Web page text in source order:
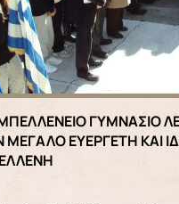
ΜΕΓΑΛΟ ΕΥΕΡΓΕΤΗ ΚΑΙ